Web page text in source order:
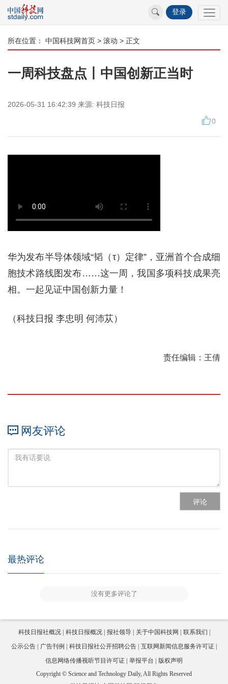
登录
所在位置： 中国科技网首页 > 滚动 > 正文
一周科技盘点丨中国创新正当时
2026-05-31 16:42:39 来源: 科技日报
0
华为发布半导体领域“韬（τ）定律”，亚洲首个合成细
胞技术路线图发布……这一周，我国多项科技成果亮
相。一起见证中国创新力量！
（科技日报 李忠明 何沛苁）
责任编辑：王倩
网友评论
评论
最热评论
没有更多评论了
科技日报社概况 科技日报概况 报社领导 关于中国科技网
联系我们
公示公告
广告刊例 科技日报社公开招聘公告
互联网新闻信息服务许可证
信息网络传播视听节目许可证
举报平台
版权声明
Copyright © Science and Technology Daily, All Rights Reserved